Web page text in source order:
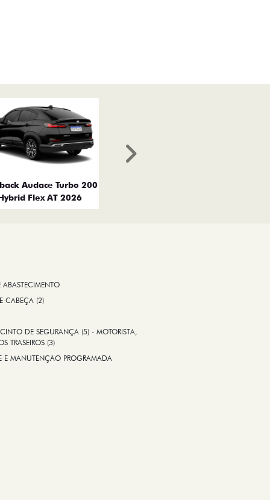
Audace Turbo 200
Flex AT 2026
Próximo
ABASTECIMENTO
CABEÇA (2)
DE SEGURANÇA (5) - MOTORISTA,
TRASEIROS (3)
E MANUTENÇÃO PROGRAMADA